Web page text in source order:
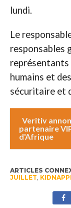
lundi.
Le
responsables
représentants
humains et
sécuritaire et
Veritiv
partenaire
d'Afrique
ARTICLES
JUILLET